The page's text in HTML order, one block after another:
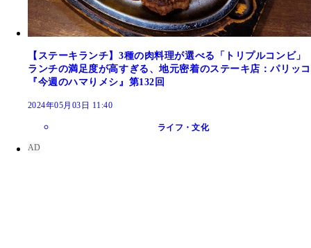
【ステーキランチ】3種の肉料理が選べる「トリプルコンビ」
ランチの満足度が高すぎる、地元密着のステーキ店：パリッコ
『今週のハマりメシ』第132回
2024年05月03日 11:40
ライフ・文化